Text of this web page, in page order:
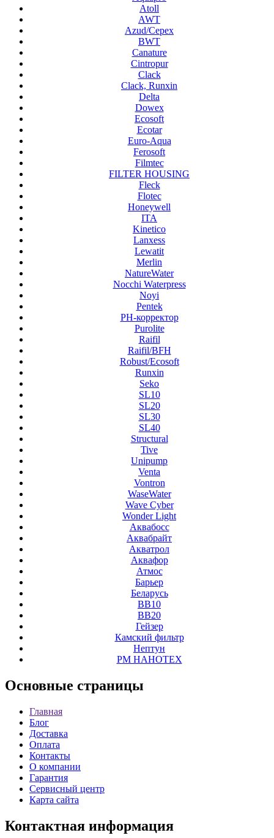
Atoll
AWT
Azud/Cepex
BWT
Canature
Cintropur
Clack
Clack, Runxin
Delta
Dowex
Ecosoft
Ecotar
Euro-Aqua
Ferosoft
Filmtec
FILTER HOUSING
Fleck
Flotec
Honeywell
ITA
Kinetico
Lanxess
Lewatit
Merlin
NatureWater
Nocchi Waterpress
Noyi
Pentek
PH-корректор
Purolite
Raifil
Raifil/BFH
Robust/Ecosoft
Runxin
Seko
SL10
SL20
SL30
SL40
Structural
Tive
Unipump
Venta
Vontron
WaseWater
Wave Cyber
Wonder Light
Аквабосс
Аквабрайт
Акватрол
Аквафор
Атмос
Барьер
Беларусь
ВВ10
ВВ20
Гейзер
Камский фильтр
Нептун
РМ НАНОТЕХ
Основные страницы
Главная
Блог
Доставка
Оплата
Контакты
О компании
Гарантия
Сервисный центр
Карта сайта
Контактная информация